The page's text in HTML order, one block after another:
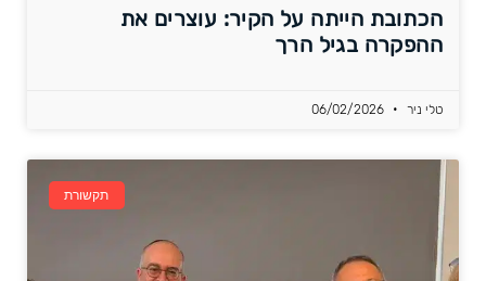
הכתובת הייתה על הקיר: עוצרים את
ההפקרה בגיל הרך
טלי ניר
תקשורת